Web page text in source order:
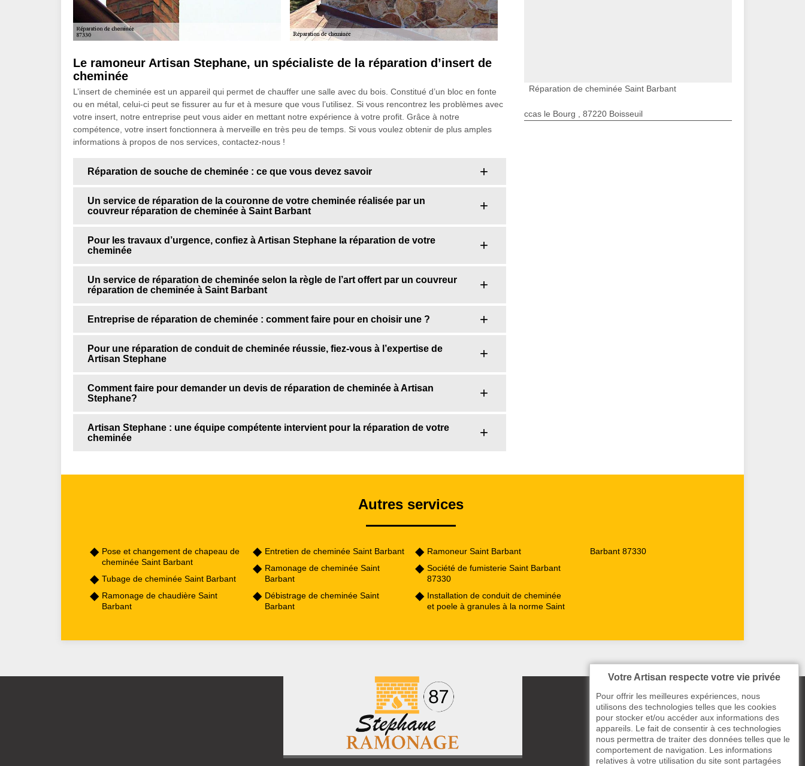
Le ramoneur Artisan Stephane, un spécialiste de la réparation d’insert de
cheminée
L’insert de cheminée est un appareil qui permet de chauffer une salle avec du bois. Constitué d’un bloc en fonte
ou en métal, celui-ci peut se fissurer au fur et à mesure que vous l’utilisez. Si vous rencontrez les problèmes avec
votre insert, notre entreprise peut vous aider en mettant notre expérience à votre profit. Grâce à notre
compétence, votre insert fonctionnera à merveille en très peu de temps. Si vous voulez obtenir de plus amples
informations à propos de nos services, contactez-nous !
Réparation de souche de cheminée : ce que vous devez savoir
Un service de réparation de la couronne de votre cheminée réalisée par un
couvreur réparation de cheminée à Saint Barbant
Pour les travaux d’urgence, confiez à Artisan Stephane la réparation de votre
cheminée
Un service de réparation de cheminée selon la règle de l’art offert par un couvreur
réparation de cheminée à Saint Barbant
Entreprise de réparation de cheminée : comment faire pour en choisir une ?
Pour une réparation de conduit de cheminée réussie, fiez-vous à l’expertise de
Artisan Stephane
Comment faire pour demander un devis de réparation de cheminée à Artisan
Stephane?
Artisan Stephane : une équipe compétente intervient pour la réparation de votre
cheminée
Réparation de cheminée Saint Barbant
ccas le Bourg , 87220 Boisseuil
Autres services
Pose et changement de chapeau de
cheminée Saint Barbant
Tubage de cheminée Saint Barbant
Ramonage de chaudière Saint
Barbant
Entretien de cheminée Saint Barbant
Ramonage de cheminée Saint
Barbant
Débistrage de cheminée Saint
Barbant
Ramoneur Saint Barbant
Société de fumisterie Saint Barbant
87330
Installation de conduit de cheminée
et poele à granules à la norme Saint
Barbant 87330
Votre Artisan respecte votre vie privée
Pour offrir les meilleures expériences, nous
utilisons des technologies telles que les cookies
pour stocker et/ou accéder aux informations des
appareils. Le fait de consentir à ces technologies
nous permettra de traiter des données telles que le
comportement de navigation. Les informations
relatives à votre utilisation du site sont partagées